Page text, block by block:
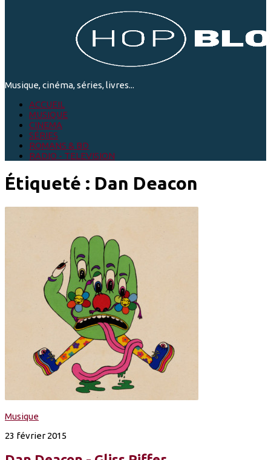
Musique, cinéma, séries, livres...
ACCUEIL
MUSIQUE
CINEMA
SÉRIES
ROMANS & BD
RADIO - TELEVISION
Étiqueté : Dan Deacon
Musique
23 février 2015